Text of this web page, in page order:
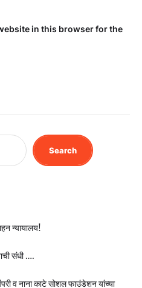
in this browser for the
Search
न्यायालय!
संधी ….
व नाना काटे सोशल फाउंडेशन यांच्या